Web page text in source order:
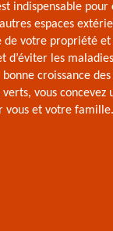
indispensable
espaces
votre propriété
d’éviter les
croissance
vous
vous et votre famille.